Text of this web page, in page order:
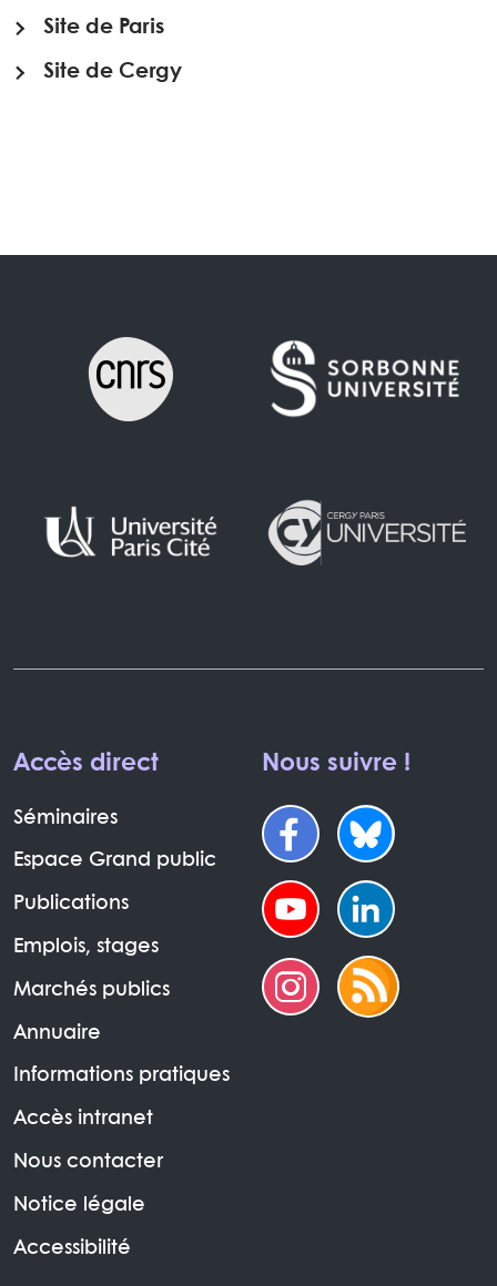
Site de Paris
Site de Cergy
Accès direct
Séminaires
Espace Grand public
Publications
Emplois, stages
Marchés publics
Annuaire
Informations pratiques
Accès intranet
Nous contacter
Notice légale
Accessibilité
Nous suivre !